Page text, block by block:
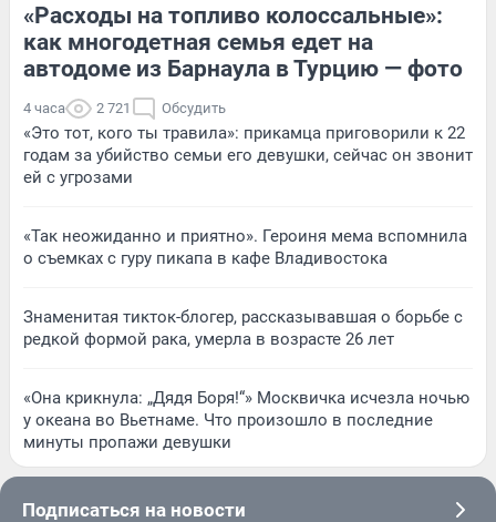
«Расходы на топливо колоссальные»:
как многодетная семья едет на
автодоме из Барнаула в Турцию — фото
4 часа 2 721 Обсудить
«Это тот, кого ты травила»: прикамца приговорили к 22
годам за убийство семьи его девушки, сейчас он звонит
ей с угрозами
«Так неожиданно и приятно». Героиня мема вспомнила
о съемках с гуру пикапа в кафе Владивостока
Знаменитая тикток-блогер, рассказывавшая о борьбе с
редкой формой рака, умерла в возрасте 26 лет
«Она крикнула: „Дядя Боря!“» Москвичка исчезла ночью
у океана во Вьетнаме. Что произошло в последние
минуты пропажи девушки
Подписаться на новости